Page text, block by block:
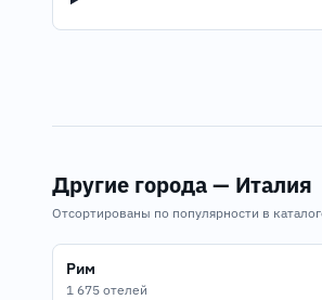
Другие города — Италия
Отсортированы по популярности в
Рим
1 675 отелей